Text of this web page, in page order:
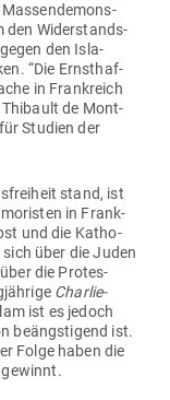
Mas­sen­de­mons­
den Wider­stands­
den Isla­
“Die Ernst­haf­
in Frank­reich
de Mont­
Studien der
stand, ist
in Frank­
und die Katho­
über die Juden
die Pro­tes­
Charlie-
ist es jedoch
beängs­tigend ist.
Folge haben die
gewinnt.